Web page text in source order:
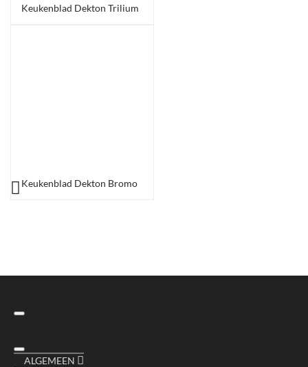
Keukenblad Dekton Trilium
Keukenblad Dekton Bromo
ALGEMEEN